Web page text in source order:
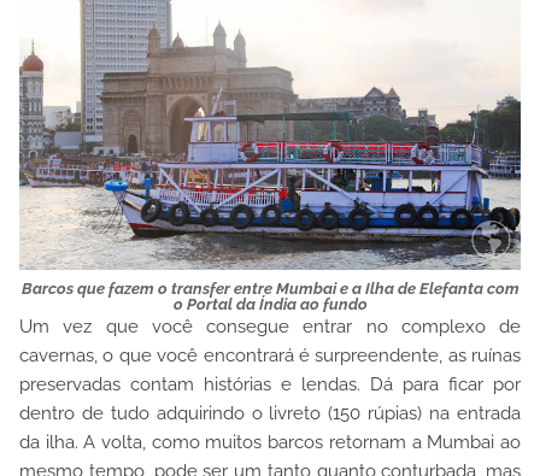
Barcos que fazem o transfer entre Mumbai e a Ilha de Elefanta com
o Portal da Índia ao fundo
Um vez que você consegue entrar no complexo de
cavernas, o que você encontrará é surpreendente, as ruínas
preservadas contam histórias e lendas. Dá para ficar por
dentro de tudo adquirindo o livreto (150 rúpias) na entrada
da ilha. A volta, como muitos barcos retornam a Mumbai ao
mesmo tempo, pode ser um tanto quanto conturbada, mas